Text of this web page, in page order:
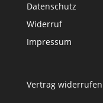
Datenschutz
Widerruf
Impressum
Vertrag widerrufen